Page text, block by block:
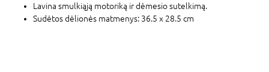
Lavina smulkiąją motoriką ir dėmesio sutelkimą.
Sudėtos dėlionės matmenys: 36.5 x 28.5 cm